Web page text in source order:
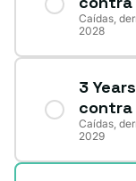
Caídas,
2028
3
Caídas,
2029